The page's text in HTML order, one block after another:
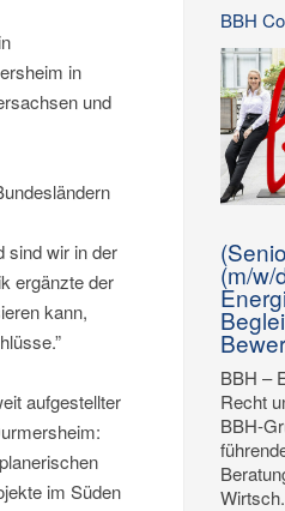
in
und
sind wir in der
ergänzte der
kann,
aufgestellter
im Süden
BBH
(m/w/
BBH –
Recht
BBH-